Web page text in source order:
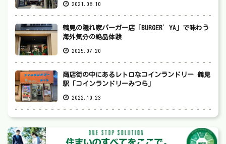
2021.08.10
鶴見の隠れ家バーガー店「BURGER’YA」で味わう
海外気分の絶品体験
2025.07.20
商店街の中にあるレトロなコインランドリー 鶴見
駅「コインランドリーみつら」
2022.10.23